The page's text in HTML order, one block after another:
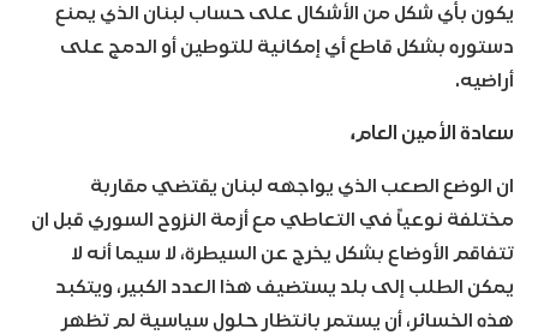
يكون بأي شكل من الأشكال على حساب لبنان الذي يمنع
دستوره بشكل قاطع أي إمكانية للتوطين أو الدمج على
أراضيه.
سعادة الأمين العام،
ان الوضع الصعب الذي يواجهه لبنان يقتضي مقاربة
مختلفة نوعياً في التعاطي مع أزمة النزوح السوري قبل ان
تتفاقم الأوضاع بشكل يخرج عن السيطرة، لا سيما أنه لا
يمكن الطلب إلى بلد يستضيف هذا العدد الكبير، ويتكبد
هذه الخسائر، أن يستمر بانتظار حلول سياسية لم تظهر